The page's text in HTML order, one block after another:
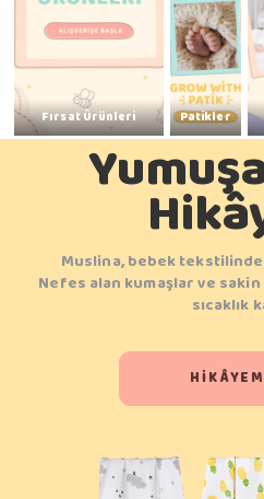
Fırsat Ürünleri Patikler
Muslina, bebek
Nefes alan kumaşlar ve
sıcaklık